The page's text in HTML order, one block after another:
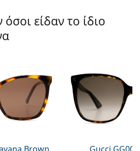
όσοι είδαν το ίδιο